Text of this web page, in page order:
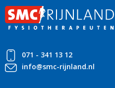
071 - 341 13 12
info@smc-rijnland.nl